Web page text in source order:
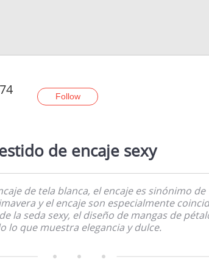
Follow
de encaje sexy
de tela blanca, el encaje es sinónimo de
y el encaje son especialmente
la seda sexy, el diseño de mangas de
lo que muestra elegancia y dulce.